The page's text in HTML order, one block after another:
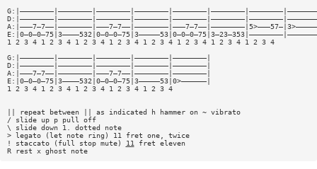
1 2 3 4 1 2 3 4 1 2 3 4 1 2 3 4 1 2 3 4 1 2 3 4 1 2 3 4 1 2 3 4
G:|————————|————————|————————|————————|————————|
D:|————————|————————|————————|————————|————————|
A:|———7—7——|————————|———7—7——|————————|————————|
E:|0—0—0—75|3————532|0—0—0—75|3—————53|0>——————|
1 2 3 4 1 2 3 4 1 2 3 4 1 2 3 4 1 2 3 4
|| repeat between || as indicated h hammer on ~ vibrato
/ slide up p pull off
\ slide down 1. dotted note
> legato (let note ring) 11 fret one, twice
! staccato (full stop mute)
11
fret eleven
R rest x ghost note